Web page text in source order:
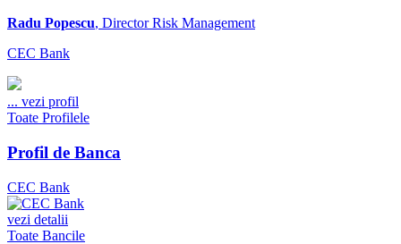
Radu Popescu, Director Risk Management
CEC Bank
... vezi profil
Toate Profilele
Profil de Banca
CEC Bank
vezi detalii
Toate Bancile